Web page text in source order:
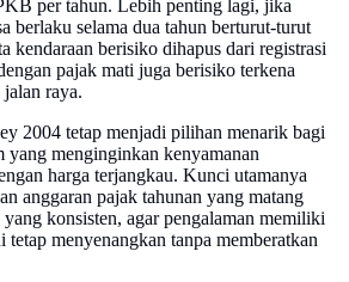
per tahun. Lebih penting lagi, jika
berlaku selama dua tahun berturut-turut
kendaraan berisiko dihapus dari registrasi
pajak mati juga berisiko terkena
raya.
2004 tetap menjadi pilihan menarik bagi
menginginkan kenyamanan
harga terjangkau. Kunci utamanya
anggaran pajak tahunan yang matang
konsisten, agar pengalaman memiliki
tetap menyenangkan tanpa memberatkan